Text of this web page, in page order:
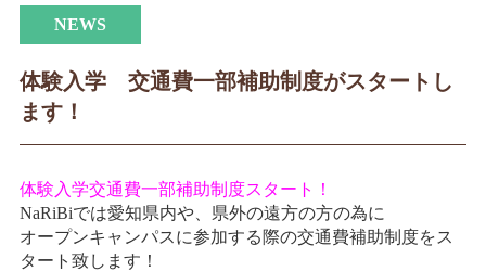
キャンパスライフ
就職について
学生・保護者向け
一般サロン向け
後援会向け
NEWS
体験入学 交通費一部補助制度がスタートし
ます！
体験入学交通費一部補助制度スタート！
NaRiBiでは愛知県内や、県外の遠方の方の為に
オープンキャンパスに参加する際の交通費補助制度をス
タート致します！